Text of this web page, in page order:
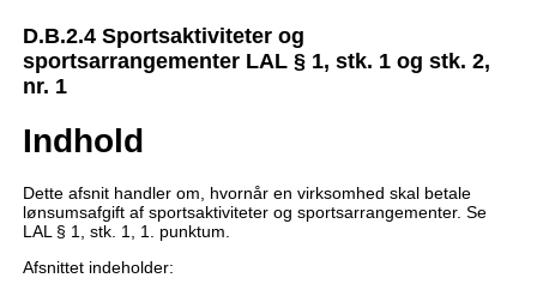
D.B.2.4 Sportsaktiviteter og
sportsarrangementer LAL § 1, stk. 1 og stk. 2,
nr. 1
Indhold
Dette afsnit handler om, hvornår en virksomhed skal betale
lønsumsafgift af sportsaktiviteter og sportsarrangementer. Se
LAL § 1, stk. 1, 1. punktum.
Afsnittet indeholder: